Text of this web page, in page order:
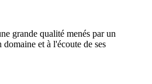
grande qualité menés par un
et à l'écoute de ses